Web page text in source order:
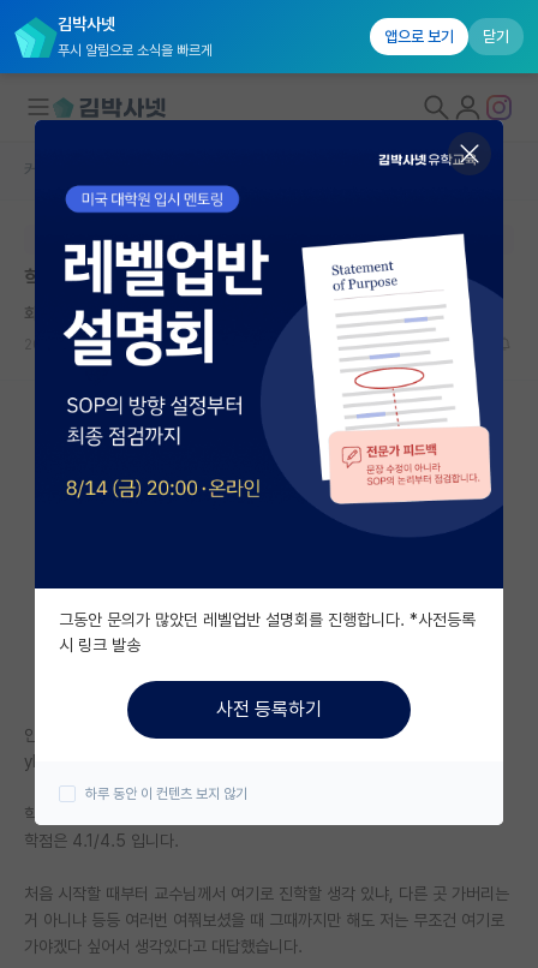
김박사넷
푸시 알림으로 소식을 빠르게
앱으로 보기 닫기
대학원생 모집
국내대학원 정보
연구실&오픈랩
커뮤니티
커뮤니티 홈
전체글보기
베스트 게시판
자유 게시판(아무개랩)
미국 유학 게시판
미국 대학원 합격 후기 게시판
대학원생 모집 게시판
연구실(PI) 홍보 게시판
임용 정보 게시판
커뮤니티 홈
본문이 수정되지 않는 박제글입니다.
학연생 그만둘 때
화난 찰스 다윈
2026.05.01 2 1108
안녕하세요.
yk 4-1 재학중인 학생입니다.
학부연구생은 3-2부터 지금까지 하고있습니다.
학점은 4.1/4.5 입니다.
처음 시작할 때부터 교수님께서 여기로 진학할 생각 있냐, 다른 곳 가버리는
거 아니냐 등등 여러번 여쭤보셨을 때 그때까지만 해도 저는 무조건 여기로
가야겠다 싶어서 생각있다고 대답했습니다.
그동안 문의가 많았던 레벨업반 설명회를 진행합니다. *사전등록
시 링크 발송
사전 등록하기
하루 동안 이 컨텐츠 보지 않기